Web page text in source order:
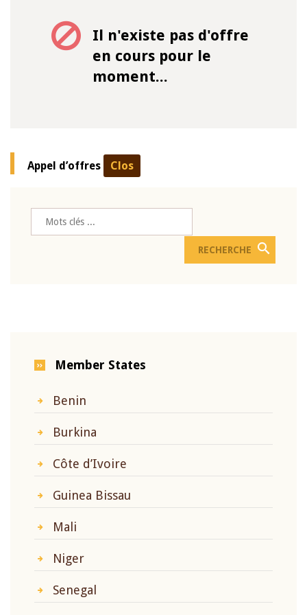
Il n'existe pas d'offre
en cours pour le
moment...
Appel d’offres Clos
Member States
Benin
Burkina
Côte d’Ivoire
Guinea Bissau
Mali
Niger
Senegal